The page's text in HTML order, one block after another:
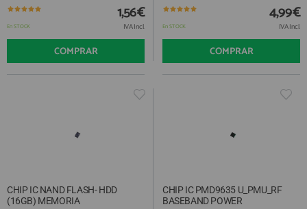
En STOCK
1,56€
IVA Incl.
COMPRAR
En STOCK
4,99€
IVA Incl.
COMPRAR
CHIP IC NAND FLASH- HDD
(16GB) MEMORIA
CHIP IC PMD9635 U_PMU_RF
BASEBAND POWER